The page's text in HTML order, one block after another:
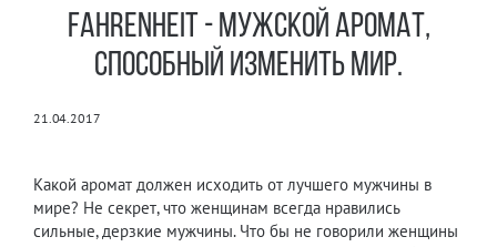
FAHRENHEIT - МУЖСКОЙ АРОМАТ,
СПОСОБНЫЙ ИЗМЕНИТЬ МИР.
21.04.2017
Какой аромат должен исходить от лучшего мужчины в
мире? Не секрет, что женщинам всегда нравились
сильные, дерзкие мужчины. Что бы не говорили женщины